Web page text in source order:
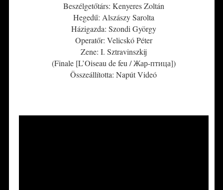
Beszélgetőtárs: Kenyeres Zoltán
Hegedű: Alszászy Sarolta
Házigazda: Szondi György
Operatőr: Velicskó Péter
Zene: I. Sztravinszkij
(Finale [L’Oiseau de feu / Жар-птица])
Összeállította: Napút Videó